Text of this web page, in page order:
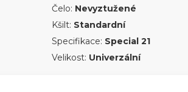
Čelo: Nevyztužené
Kšilt: Standardní
Specifikace: Special 21
Velikost: Univerzální